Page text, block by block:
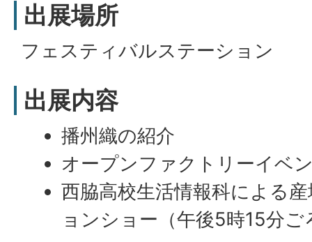
出展場所
フェスティバルステーション
出展内容
播州織の紹介
オープンファクトリーイベ
西脇高校生活情報科による
ョンショー（午後5時15分ご